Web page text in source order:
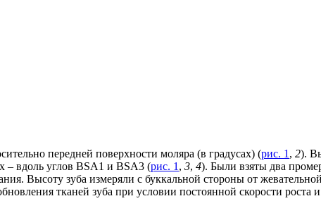
передней поверхности моляра (в градусах) (рис. 1 , 2).
– вдоль углов BSA1 и BSA3 (рис. 1 , 3, 4). Были взяты два
Высоту зуба измеряли с буккальной стороны от
тканей зуба при условии постоянной скорости роста